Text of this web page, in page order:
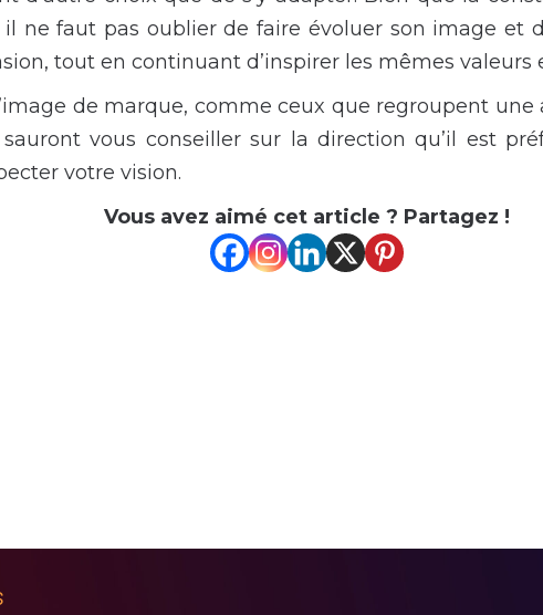
ne faut pas oublier de faire évoluer son image et
tout en continuant d’inspirer les mêmes
de marque, comme ceux que regroupent
vous conseiller sur la direction qu’il est
votre vision.
Vous avez aimé cet article ? Partagez !